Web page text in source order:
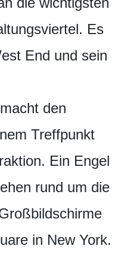
Es
End und sein
den
Treffpunkt
Ein Engel
rund um die
in New York.